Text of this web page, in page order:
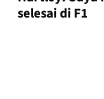
selesai di F1